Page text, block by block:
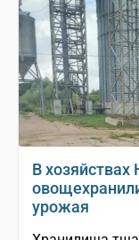
В хозяйствах
урожая